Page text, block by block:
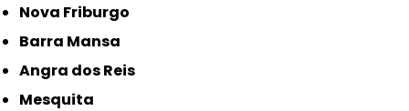
Nova Friburgo
Barra Mansa
Angra dos Reis
Mesquita